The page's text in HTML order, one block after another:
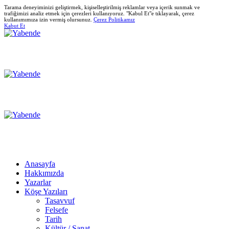
Tarama deneyiminizi geliştirmek, kişiselleştirilmiş reklamlar veya içerik sunmak ve
trafiğimizi analiz etmek için çerezleri kullanıyoruz. "Kabul Et"e tıklayarak, çerez
kullanımımıza izin vermiş olursunuz. Çerez Politikamız
Kabut Et
Anasayfa
Hakkımızda
Yazarlar
Köşe Yazıları
Tasavvuf
Felsefe
Tarih